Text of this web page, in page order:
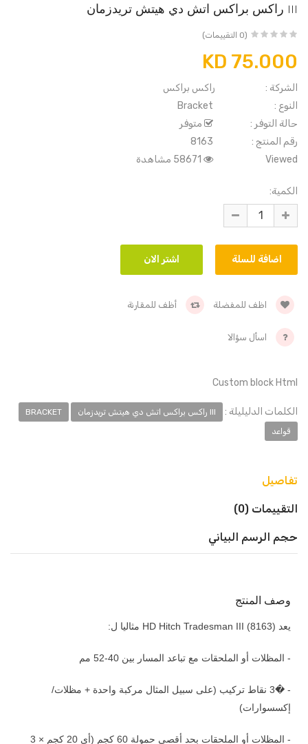
III راكس براكس اتش دي هيتش تريدزمان
(0 التقييمات)
KD 75.000
الشركة :
راكس براكس
النوع :
حالة التوفر :
متوفر
رقم المنتج :
Viewed
الكمية:
اظف للمفضلة أظف للمقارنة
اسأل سؤالا
Custom block Html
الكلمات الدليليلة : III راكس براكس اتش دي هيتش تريدزمان
BRACKET
قواعد
تفاصيل
التقييمات (0)
حجم الرسم البياني
وصف المنتج
يعد HD Hitch Tradesman III (8163) مثاليا ل:
- المظلات أو الملحقات مع تباعد المسار بين 40-52 مم
- �3 نقاط تركيب (على سبيل المثال مركبة واحدة + مظلات/
إكسسوارات)
- المظلات أو الملحقات بحد أقصى حمولة 60 كجم (أي 20 كجم × 3